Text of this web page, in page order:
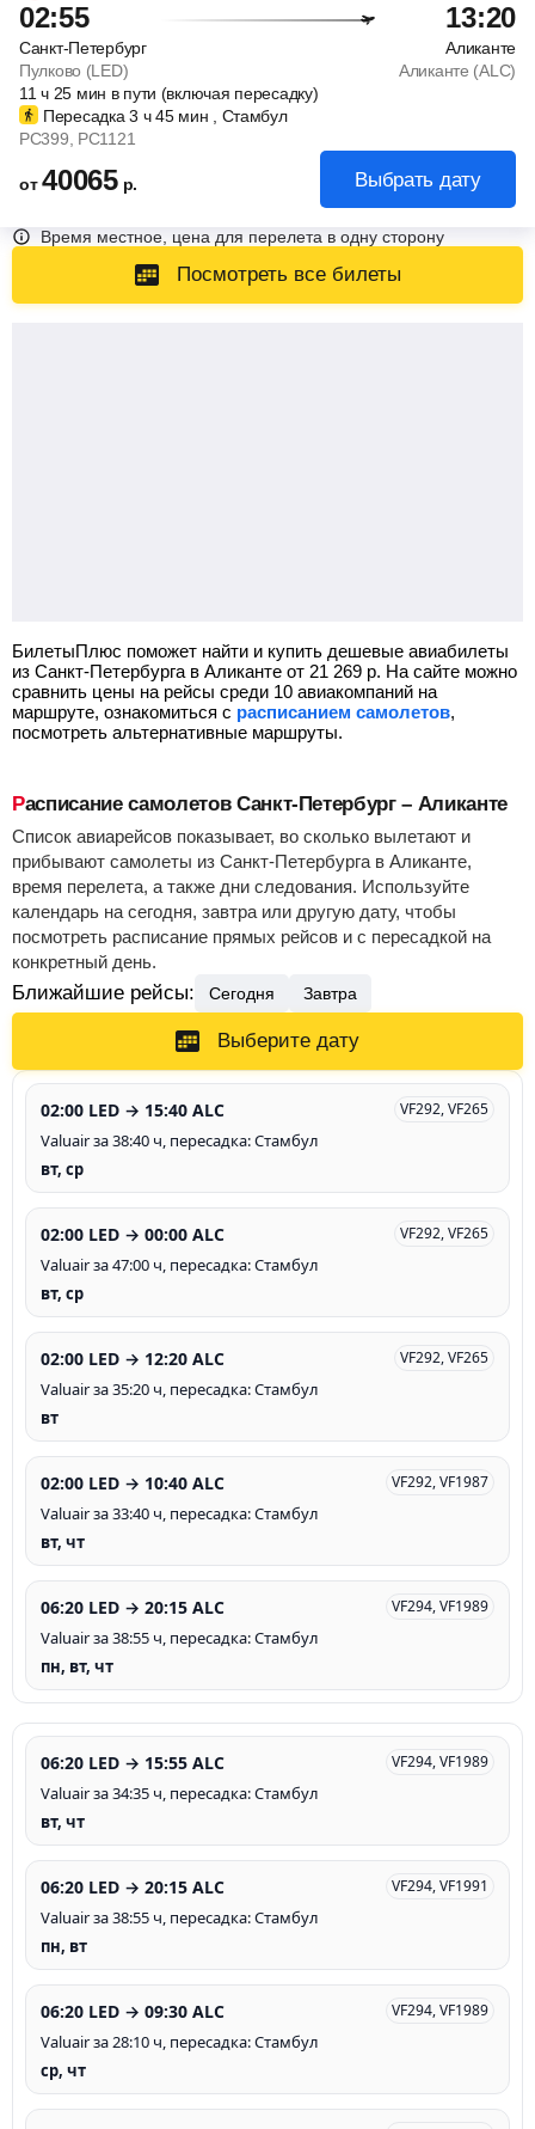
02:55 13:20
Санкт-Петербург
Аликанте
Пулково (LED)
Аликанте (ALC)
11ч25 мин в пути (включая пересадку)
Пересадка 3 ч45 мин , Стамбул
PC399 , PC1121
от40065 р. Выбрать дату
Время местное, цена для перелета в одну сторону
Посмотреть все билеты
БилетыПлюс поможет найти и купить дешевые авиабилеты
из Санкт-Петербурга в Аликанте от 21 269 р. На сайте можно
сравнить цены на рейсы среди 10 авиакомпаний на
маршруте, ознакомиться с расписанием самолетов,
посмотреть альтернативные маршруты.
Расписание самолетов Санкт-Петербург – Аликанте
Список авиарейсов показывает, во сколько вылетают и
прибывают самолеты из Санкт-Петербурга в Аликанте,
время перелета, а также дни следования. Используйте
календарь на сегодня, завтра или другую дату, чтобы
посмотреть расписание прямых рейсов и с пересадкой на
конкретный день.
Ближайшие рейсы: Сегодня Завтра
Выберите дату
02:00 LED → 15:40 ALC VF292, VF265
Valuair за 38:40 ч, пересадка: Стамбул
вт, ср
02:00 LED → 00:00 ALC VF292, VF265
Valuair за 47:00 ч, пересадка: Стамбул
вт, ср
02:00 LED → 12:20 ALC VF292, VF265
Valuair за 35:20 ч, пересадка: Стамбул
вт
02:00 LED → 10:40 ALC VF292, VF1987
Valuair за 33:40 ч, пересадка: Стамбул
вт, чт
06:20 LED → 20:15 ALC VF294, VF1989
Valuair за 38:55 ч, пересадка: Стамбул
пн, вт, чт
06:20 LED → 15:55 ALC VF294, VF1989
Valuair за 34:35 ч, пересадка: Стамбул
вт, чт
06:20 LED → 20:15 ALC VF294, VF1991
Valuair за 38:55 ч, пересадка: Стамбул
пн, вт
06:20 LED → 09:30 ALC VF294, VF1989
Valuair за 28:10 ч, пересадка: Стамбул
ср, чт